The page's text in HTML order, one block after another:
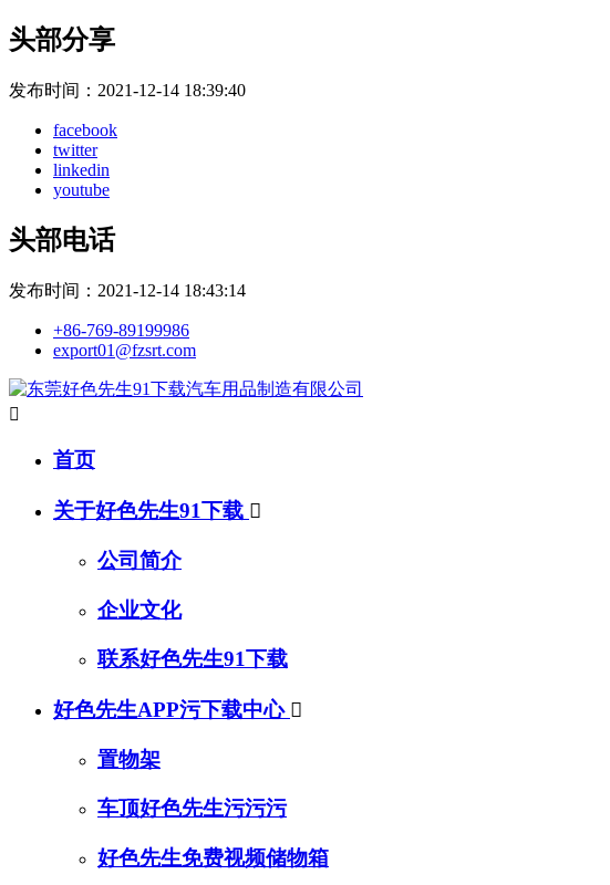
头部分享
发布时间： 2021-12-14 18:39:40
facebook
twitter
linkedin
youtube
头部电话
发布时间： 2021-12-14 18:43:14
+86-769-89199986
export01@fzsrt.com

首页
关于好色先生91下载 
公司简介
企业文化
联系好色先生91下载
好色先生APP污下载中心 
置物架
车顶好色先生污污污
好色先生免费视频储物箱